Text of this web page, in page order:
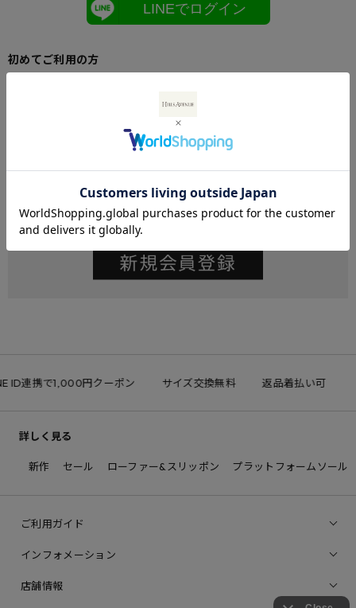
LINEでログイン
初めてご利用の方
メールアドレスとパスワードを登録しておくと便利にお買い物ができる
ID連携で1,000円クーポン サイズ交換無料 返品着払い可
詳しく見る
新作 セール ローファー&スリッポン プラットフォームソール
ご利用ガイド
インフォメーション
店舗情報